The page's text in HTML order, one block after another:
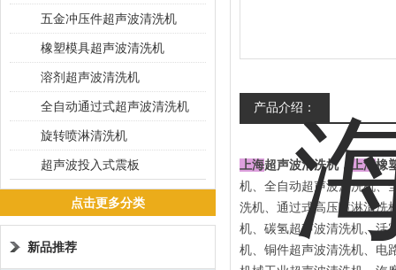
产品介绍：
上海超声波清洗机， 上海橡
机、全自动超声波清洗机、
洗机、通过式高压喷淋清洗
机、碳氢超声波清洗机、活
机、铜件超声波清洗机、电
五金冲压件超声波清洗机
橡塑模具超声波清洗机
溶剂超声波清洗机
全自动通过式超声波清洗机
旋转喷淋清洗机
超声波投入式震板
点击更多分类
新品推荐